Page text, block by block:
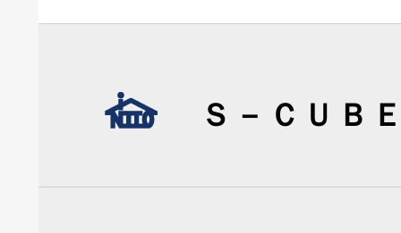
Ｓ－ＣＵＢ